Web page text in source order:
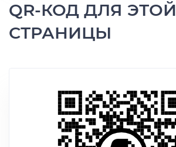
QR-КОД ДЛЯ ЭТОЙ
СТРАНИЦЫ